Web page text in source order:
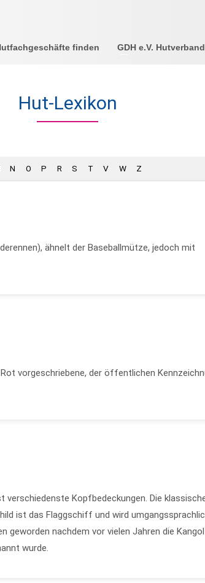
finden GDH e.V. Hutverband
Hut-Lexikon
N O P R S T V W Z
ähnelt der Baseballmütze, jedoch mit
vorgeschriebene, der öffentlichen
Kopfbedeckungen. Die
ist das Flaggschiff und wird
geworden nachdem vor vielen Jahren die
wurde.